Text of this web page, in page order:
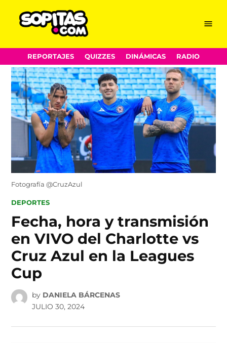
Skip
to
content
Menu
REPORTAJES QUIZZES DINÁMICAS RADIO
Fotografía @CruzAzul
POSTED
DEPORTES
Fecha, hora y transmisión
en VIVO del Charlotte vs
Cruz Azul en la Leagues
Cup
by DANIELA BÁRCENAS
JULIO 30, 2024